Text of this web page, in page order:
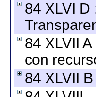
84 XLVI
84 XLVII
con
84 XLVII